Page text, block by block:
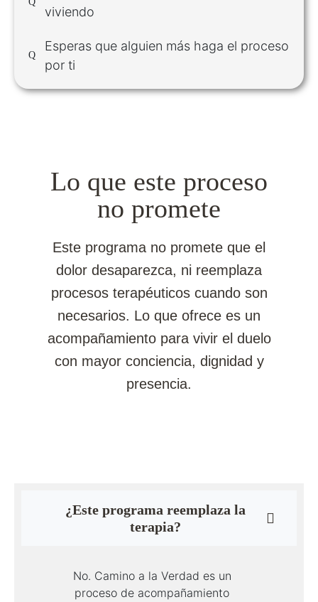
viviendo
Esperas que alguien más haga el proceso
por ti
Lo que este proceso
no promete
Este programa no promete que el
dolor desaparezca, ni reemplaza
procesos terapéuticos cuando son
necesarios. Lo que ofrece es un
acompañamiento para vivir el duelo
con mayor conciencia, dignidad y
presencia.
¿Este programa reemplaza la
terapia?
No. Camino a la Verdad es un
proceso de acompañamiento